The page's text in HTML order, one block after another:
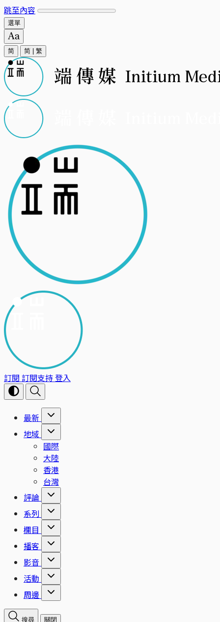
跳至內容
選單
简 简 繁
訂閱 訂閱支持登入
最新
地域
國際
大陸
香港
台灣
評論
系列
欄目
播客
影音
活動
周邊
搜尋 關閉